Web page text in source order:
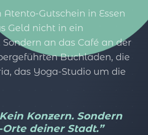
Gutschein in Essen
Geld nicht in ein
an das Café an der
Buchladen, die
das Yoga-Studio um die
Konzern. Sondern
deiner Stadt.”